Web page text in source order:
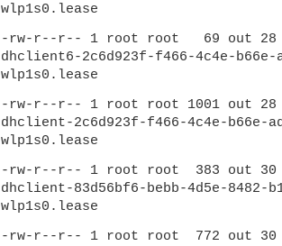
wlp1s0.lease
-rw-r--r-- 1 root root 69 out 28
dhclient6-2c6d923f-f466-4c4e-b66e-
wlp1s0.lease
-rw-r--r-- 1 root root 1001 out 28
dhclient-2c6d923f-f466-4c4e-b66e-
wlp1s0.lease
-rw-r--r-- 1 root root 383 out 30
dhclient-83d56bf6-bebb-4d5e-8482-
wlp1s0.lease
-rw-r--r-- 1 root root 772 out 30